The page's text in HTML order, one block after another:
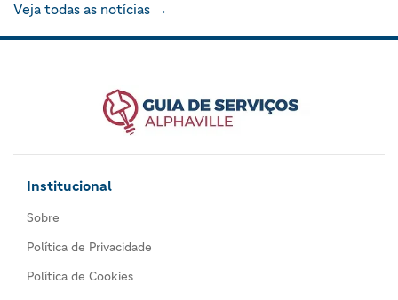
Veja todas as notícias →
Institucional
Sobre
Política de Privacidade
Política de Cookies